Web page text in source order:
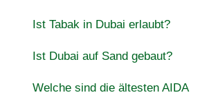
Ist Tabak in Dubai erlaubt?
Ist Dubai auf Sand gebaut?
Welche sind die ältesten AIDA